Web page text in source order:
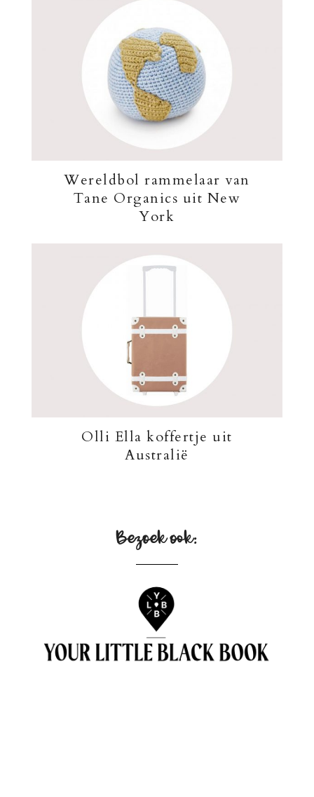
Wereldbol rammelaar van
Tane Organics uit New
York
Olli Ella koffertje uit
Australië
Bezoek ook: